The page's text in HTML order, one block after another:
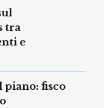
tra
e
piano: fisco